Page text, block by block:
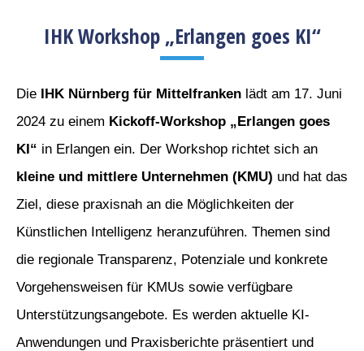
IHK Workshop „Erlangen goes KI“
Die IHK Nürnberg für Mittelfranken lädt am 17. Juni
2024 zu einem Kickoff-Workshop „Erlangen goes
KI“ in Erlangen ein. Der Workshop richtet sich an
kleine und mittlere Unternehmen (KMU) und hat das
Ziel, diese praxisnah an die Möglichkeiten der
Künstlichen Intelligenz heranzuführen. Themen sind
die regionale Transparenz, Potenziale und konkrete
Vorgehensweisen für KMUs sowie verfügbare
Unterstützungsangebote. Es werden aktuelle KI-
Anwendungen und Praxisberichte präsentiert und